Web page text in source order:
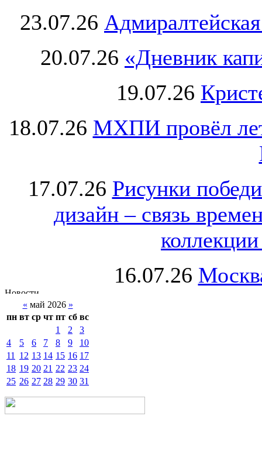
23.07.26
20.07.26 «Дневник
19.07.26
18.07.26 МХПИ провёл
17.07.26 Рисунки
дизайн – связь
16.07.26
« май 2026 »
пн вт ср чт пт сб вс
1
2
3
4
5 6 7 8 9
10
11
12 13 14 15 16 17
18 19 20 21 22 23 24
25 26 27 28 29 30 31